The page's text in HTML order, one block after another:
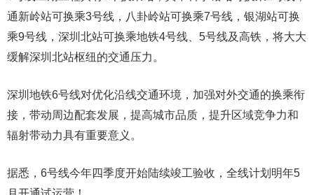
通新岭站可换乘3号线，八卦岭站可换乘7号线，银湖站可换
乘9号线，深圳北站可换乘地铁4号线、5号线及高铁，将大大
缓解深圳北站枢纽的交通压力。
深圳地铁6号线对优化沿线交通环境，加强对外交通的换乘衔
接，带动周边配套发展，提高城市品质，提升区域竞争力和
辐射带动力具有重要意义。
据悉，6号线今年四季度开始陆续竣工验收，全线计划明年5